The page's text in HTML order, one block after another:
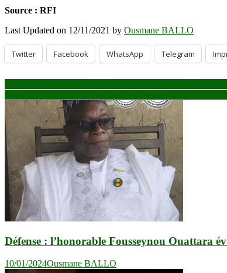
Source : RFI
Last Updated on 12/11/2021 by Ousmane BALLO
Twitter Facebook WhatsApp Telegram
Navigation
de
l’article
Défense : l’honorable Fousseynou Ouattara
10/01/2024Ousmane BALLO